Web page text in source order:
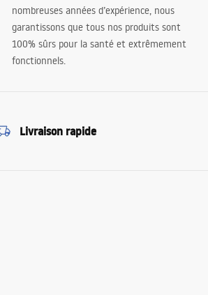
nombreuses années d’expérience, nous
garantissons que tous nos produits sont
100% sûrs pour la santé et extrêmement
fonctionnels.
Livraison rapide